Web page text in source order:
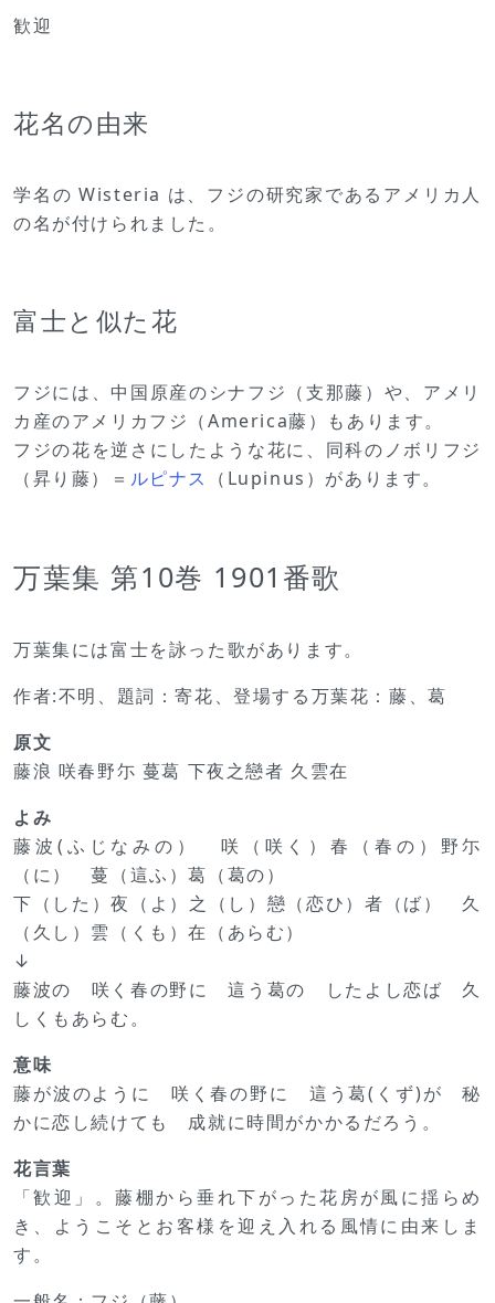
歓迎
花名の由来
学名の Wisteria は、フジの研究家であるアメリカ人
の名が付けられました。
富士と似た花
フジには、中国原産のシナフジ（支那藤）や、アメリ
カ産のアメリカフジ（America藤）もあります。
フジの花を逆さにしたような花に、同科のノボリフジ
（昇り藤）＝ ルピナス （Lupinus）があります。
万葉集 第10巻 1901番歌
万葉集には富士を詠った歌があります。
作者:不明、題詞：寄花、登場する万葉花：藤、葛
原文
藤浪 咲春野尓 蔓葛 下夜之戀者 久雲在
よみ
藤波(ふじなみの） 咲（咲く）春（春の）野尓
（に） 蔓（這ふ）葛（葛の）
下（した）夜（よ）之（し）戀（恋ひ）者（ば） 久
（久し）雲（くも）在（あらむ）
↓
藤波の 咲く春の野に 這う葛の したよし恋ば 久
しくもあらむ。
意味
藤が波のように 咲く春の野に 這う葛(くず)が 秘
かに恋し続けても 成就に時間がかかるだろう。
花言葉
「歓迎」。藤棚から垂れ下がった花房が風に揺らめ
き、ようこそとお客様を迎え入れる風情に由来しま
す。